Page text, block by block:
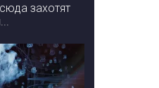
захотят